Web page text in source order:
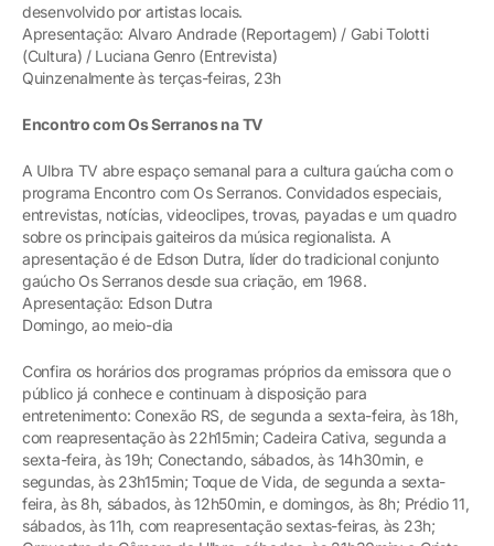
desenvolvido por artistas locais.
Apresentação: Alvaro Andrade (Reportagem) / Gabi Tolotti
(Cultura) / Luciana Genro (Entrevista)
Quinzenalmente às terças-feiras, 23h
Encontro com Os Serranos na TV
A Ulbra TV abre espaço semanal para a cultura gaúcha com o
programa Encontro com Os Serranos. Convidados especiais,
entrevistas, notícias, videoclipes, trovas, payadas e um quadro
sobre os principais gaiteiros da música regionalista. A
apresentação é de Edson Dutra, líder do tradicional conjunto
gaúcho Os Serranos desde sua criação, em 1968.
Apresentação: Edson Dutra
Domingo, ao meio-dia
Confira os horários dos programas próprios da emissora que o
público já conhece e continuam à disposição para
entretenimento: Conexão RS, de segunda a sexta-feira, às 18h,
com reapresentação às 22h15min; Cadeira Cativa, segunda a
sexta-feira, às 19h; Conectando, sábados, às 14h30min, e
segundas, às 23h15min; Toque de Vida, de segunda a sexta-
feira, às 8h, sábados, às 12h50min, e domingos, às 8h; Prédio 11,
sábados, às 11h, com reapresentação sextas-feiras, às 23h;